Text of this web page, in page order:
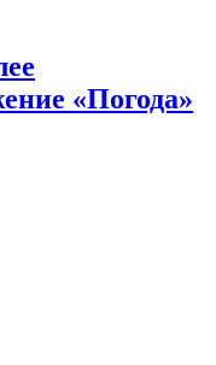
«Погода»